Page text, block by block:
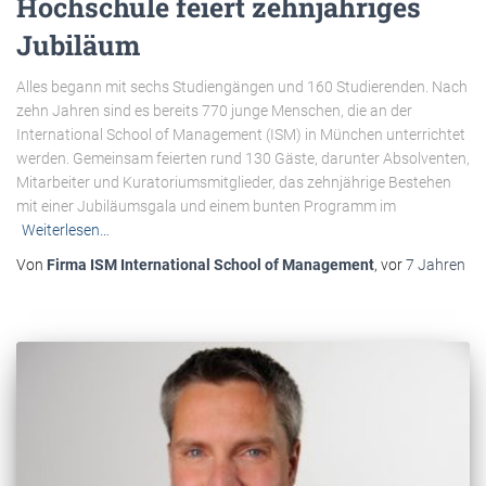
Hochschule feiert zehnjähriges
Jubiläum
Alles begann mit sechs Studiengängen und 160 Studierenden. Nach
zehn Jahren sind es bereits 770 junge Menschen, die an der
International School of Management (ISM) in München unterrichtet
werden. Gemeinsam feierten rund 130 Gäste, darunter Absolventen,
Mitarbeiter und Kuratoriumsmitglieder, das zehnjährige Bestehen
mit einer Jubiläumsgala und einem bunten Programm im
Weiterlesen…
Von Firma ISM International School of Management, vor7 Jahren